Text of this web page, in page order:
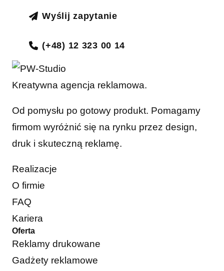
Wyślij zapytanie
(+48) 12 323 00 14
Kreatywna agencja reklamowa.
Od pomysłu po gotowy produkt. Pomagamy
firmom wyróżnić się na rynku przez design,
druk i skuteczną reklamę.
Realizacje
O firmie
FAQ
Kariera
Oferta
Reklamy drukowane
Gadżety reklamowe